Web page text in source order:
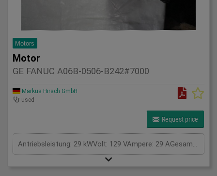
Motors
Motor
GE FANUC A06B-0506-B242#7000
Markus Hirsch GmbH
used
Request price
Antriebsleistung: 29 kWVolt: 129 VAmpere: 29 AGesamtleistungsbedarf: kWMaschinengewicht ca.: tRaumbedarf ca.: m